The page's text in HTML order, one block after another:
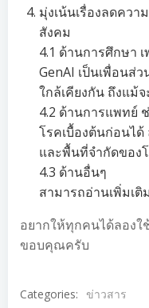
มุ่งเน้นเรื่องลดคว
สังคม
4.1 ด้านการศึกษา
GenAI เป็นเพื่อนส่
ใกล้เคียงกัน ถึงแม้
4.2 ด้านการแพทย์
โรคเบื้องต้นก่อนไ
และพื้นที่จำกัดของ
4.3 ด้านอื่นๆ
สามารถอ่านเพิ่มเติ
อยากให้ทุกคนได้ลองใ
ขอบคุณครับ
Categories: ข่าวสาร